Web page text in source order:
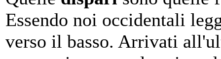
Essendo noi occidentali
verso il basso. Arrivati